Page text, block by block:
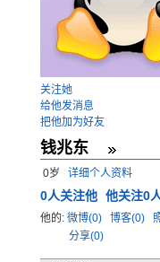
关注她
给他发消息
把他加为好友
钱兆东
0岁 详细个人资料
0人关注他 他关注0
他的: 微博(0) 博客(0)
分享(0)